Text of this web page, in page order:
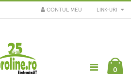
LINK-URI
CONTUL MEU
0